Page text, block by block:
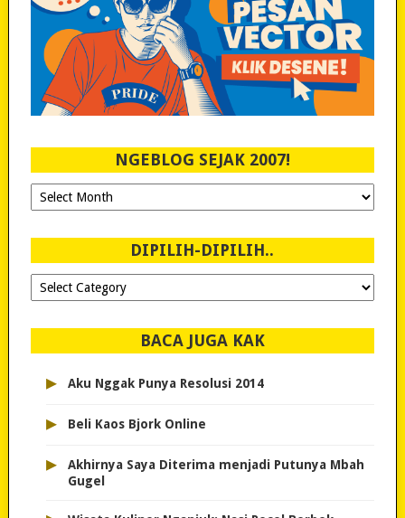
NGEBLOG SEJAK 2007!
Ngeblog
Sejak
DIPILIH-DIPILIH..
Dipilih-
dipilih..
BACA JUGA KAK
▸ Aku Nggak Punya Resolusi 2014
▸ Beli Kaos Bjork Online
▸
Akhirnya Saya Diterima menjadi Putunya Mbah
Gugel